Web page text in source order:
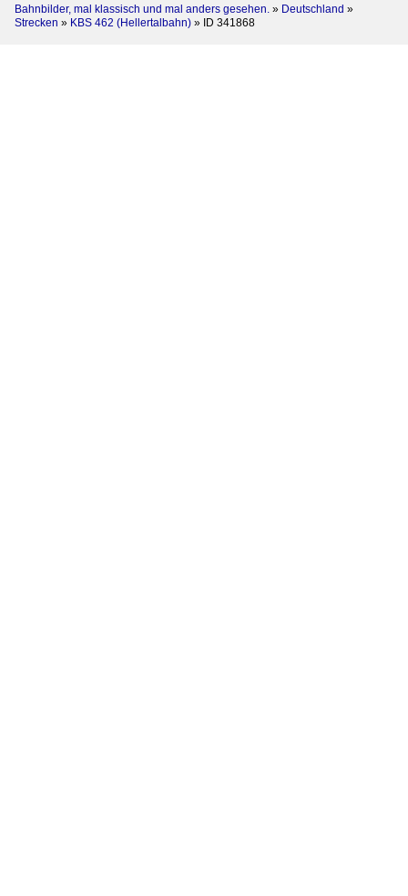
Bahnbilder, mal klassisch und mal anders gesehen. » Deutschland »
Strecken » KBS 462 (Hellertalbahn) » ID 341868